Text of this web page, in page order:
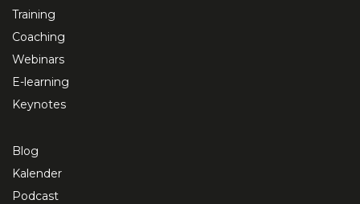
Training
Coaching
Webinars
E-learning
Keynotes
Blog
Kalender
Podcast